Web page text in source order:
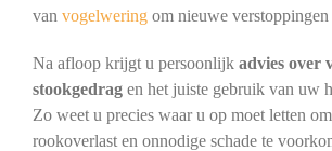
van vogelweringom nieuwe verstoppingen
Na afloop krijgt u persoonlijk advies over
stookgedragen het juiste gebruik van uw
Zo weet u precies waar u op moet letten
rookoverlast en onnodige schade te